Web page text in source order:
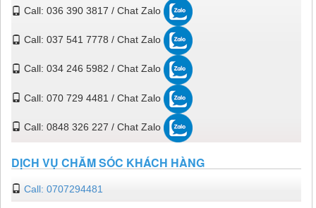
Call: 036 390 3817 / Chat Zalo
Call: 037 541 7778 / Chat Zalo
Call: 034 246 5982 / Chat Zalo
Call: 070 729 4481 / Chat Zalo
Call: 0848 326 227 / Chat Zalo
DỊCH VỤ CHĂM SÓC KHÁCH HÀNG
Call: 0707294481